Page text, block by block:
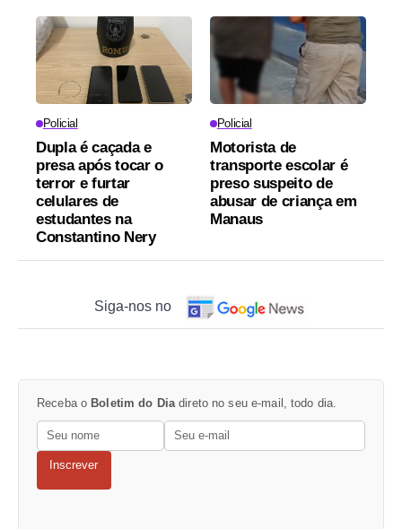
Policial
Dupla é caçada e
presa após tocar o
terror e furtar
celulares de
estudantes na
Constantino Nery
Policial
Motorista de
transporte escolar é
preso suspeito de
abusar de criança em
Manaus
Siga-nos no
Receba o Boletim do Diadireto no seu e-mail, todo dia.
Inscrever